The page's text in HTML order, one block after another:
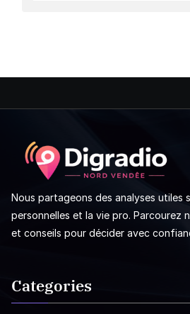
Nous partageons des analyses utiles
personnelles et la vie pro. Parcourez
et conseils pour décider avec
Categories